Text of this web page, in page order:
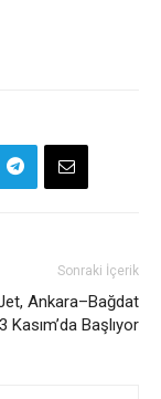
Sonraki İçerik
Ankara–Bağdat
Kasım’da Başlıyor